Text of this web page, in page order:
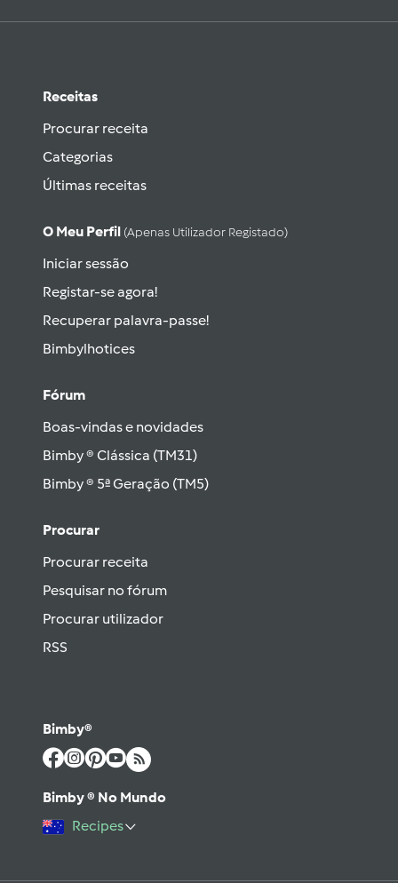
Receitas
Procurar receita
Categorias
Últimas receitas
O Meu Perfil (apenas Utilizador Registado)
Iniciar sessão
Registar-se agora!
Recuperar palavra-passe!
Bimbylhotices
Fórum
Boas-vindas e novidades
Bimby ® Clássica (TM31)
Bimby ® 5ª Geração (TM5)
Procurar
Procurar receita
Pesquisar no fórum
Procurar utilizador
RSS
Bimby®
Bimby ® No Mundo
Recipes